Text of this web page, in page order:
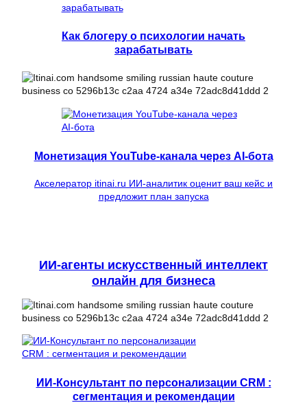
Как блогеру о психологии начать
зарабатывать
Монетизация YouTube-канала через AI-бота
Акселератор itinai.ru ИИ-аналитик оценит ваш кейс и
предложит план запуска
ИИ-агенты искусственный интеллект
онлайн для бизнеса
ИИ-Консультант по персонализации CRM :
сегментация и рекомендации